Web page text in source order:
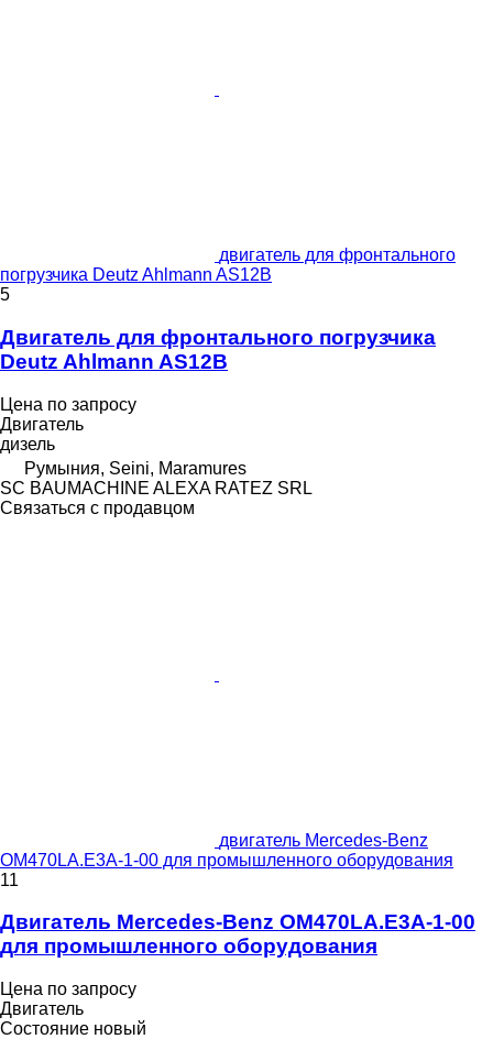
двигатель для фронтального
погрузчика Deutz Ahlmann AS12B
5
Двигатель для фронтального погрузчика
Deutz Ahlmann AS12B
Цена по запросу
Двигатель
дизель
Румыния, Seini, Maramures
SC BAUMACHINE ALEXA RATEZ SRL
Связаться с продавцом
двигатель Mercedes-Benz
OM470LA.E3A-1-00 для промышленного оборудования
11
Двигатель Mercedes-Benz OM470LA.E3A-1-00
для промышленного оборудования
Цена по запросу
Двигатель
Состояние новый